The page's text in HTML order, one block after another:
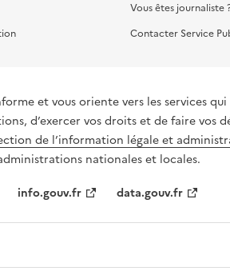
Vous êtes journaliste
Contacter Service
et vous oriente vers les services
d’exercer vos droits et de faire vos
de l’information légale et
nationales et locales.
info.gouv.fr data.gouv.fr